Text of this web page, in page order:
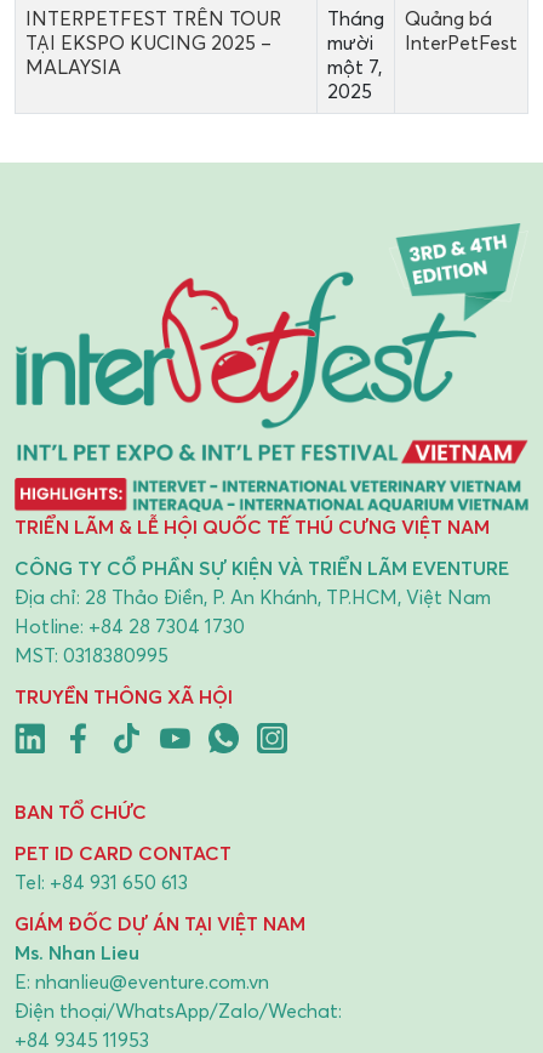
INTERPETFEST TRÊN TOUR
TẠI EKSPO KUCING 2025 –
MALAYSIA
Tháng
mười
một 7,
2025
Quảng bá
InterPetFest
TRIỂN LÃM & LỄ HỘI QUỐC TẾ THÚ CƯNG VIỆT NAM
CÔNG TY CỔ PHẦN SỰ KIỆN VÀ TRIỂN LÃM EVENTURE
Địa chỉ: 28 Thảo Điền, P. An Khánh, TP.HCM, Việt Nam
Hotline: +84 28 7304 1730
MST: 0318380995
TRUYỀN THÔNG XÃ HỘI
BAN TỔ CHỨC
PET ID CARD CONTACT
Tel: +84 931 650 613
GIÁM ĐỐC DỰ ÁN TẠI VIỆT NAM
Ms. Nhan Lieu
E: nhanlieu@eventure.com.vn
Điện thoại/WhatsApp/Zalo/Wechat:
+84 9345 11953